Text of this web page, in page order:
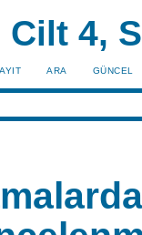
4,
ARA GÜNCEL